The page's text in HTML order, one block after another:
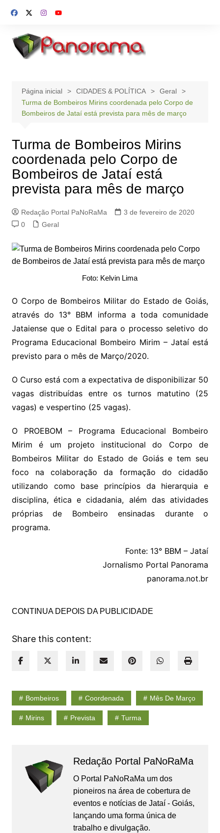
para
conteúdo
Página inicial CIDADES & POLÍTICA
Geral
Turma de Bombeiros Mirins coordenada pelo Corpo de
Bombeiros de Jataí está prevista para mês de março
Turma de Bombeiros Mirins
coordenada pelo Corpo de
Bombeiros de Jataí está
prevista para mês de março
Redação Portal PaNoRaMa
3 de fevereiro de 2020
0
Geral
Foto: Kelvin Lima
O Corpo de Bombeiros Militar do Estado de Goiás,
através do 13° BBM informa a toda comunidade
Jataiense que o Edital para o processo seletivo do
Programa Educacional Bombeiro Mirim – Jataí está
previsto para o mês de Março/2020.
O Curso está com a expectativa de disponibilizar 50
vagas distribuídas entre os turnos matutino (25
vagas) e vespertino (25 vagas).
O PROEBOM – Programa Educacional Bombeiro
Mirim é um projeto institucional do Corpo de
Bombeiros Militar do Estado de Goiás e tem seu
foco na colaboração da formação do cidadão
utilizando como base princípios da hierarquia e
disciplina, ética e cidadania, além das atividades
próprias de Bombeiro ensinadas durante o
programa.
Fonte: 13° BBM – Jataí
Jornalismo Portal Panorama
panorama.not.br
CONTINUA DEPOIS DA PUBLICIDADE
Share this content:
Bombeiros Coordenada Mês De Março
Mirins Prevista Turma
Redação Portal PaNoRaMa
O Portal PaNoRaMa um dos
pioneiros na área de cobertura de
eventos e notícias de Jataí - Goiás,
lançando uma forma única de
trabalho e divulgação.